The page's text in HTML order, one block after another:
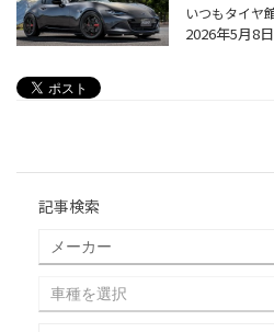
2026年5月8日
記事検索